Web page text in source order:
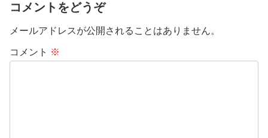
コメントをどうぞ
メールアドレスが公開されることはありません。
コメント ※